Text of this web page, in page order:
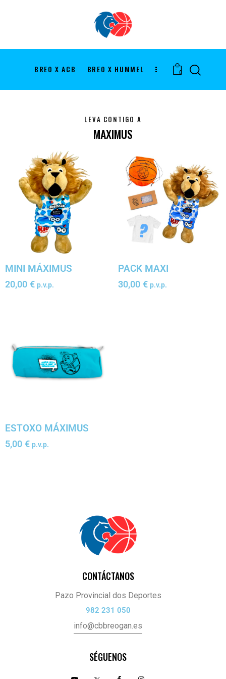
BREO X ACB BREO X HUMMEL 0
LEVA CONTIGO A
MAXIMUS
MINI MÁXIMUS
20,00 € p.v.p.
PACK MAXI
30,00 € p.v.p.
ESTOXO MÁXIMUS
5,00 € p.v.p.
CONTÁCTANOS
Pazo Provincial dos Deportes
982 231 050
info@cbbreogan.es
SÉGUENOS